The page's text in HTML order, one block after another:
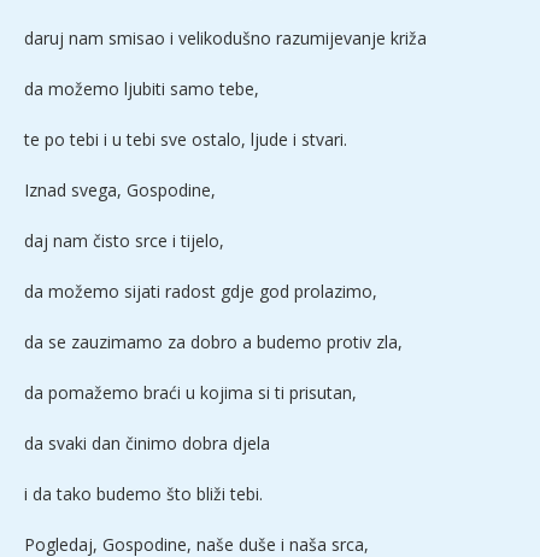
daruj nam smisao i velikodušno razumijevanje križa
da možemo ljubiti samo tebe,
te po tebi i u tebi sve ostalo, ljude i stvari.
Iznad svega, Gospodine,
daj nam čisto srce i tijelo,
da možemo sijati radost gdje god prolazimo,
da se zauzimamo za dobro a budemo protiv zla,
da pomažemo braći u kojima si ti prisutan,
da svaki dan činimo dobra djela
i da tako budemo što bliži tebi.
Pogledaj, Gospodine, naše duše i naša srca,